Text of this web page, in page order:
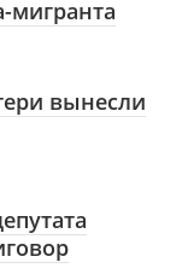
мигранта
вынесли